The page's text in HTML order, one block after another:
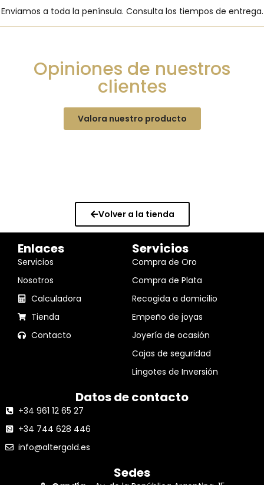
Enviamos a toda la península. Consulta los tiempos de entrega.
Opiniones de nuestros
clientes
Valora nuestro producto
Volver a la tienda
Enlaces
Servicios
Nosotros
Calculadora
Tienda
Contacto
Servicios
Compra de Oro
Compra de Plata
Recogida a domicilio
Empeño de joyas
Joyería de ocasión
Cajas de seguridad
Lingotes de Inversión
Datos de contacto
+34 961 12 65 27
+34 744 628 446
info@altergold.es
Sedes